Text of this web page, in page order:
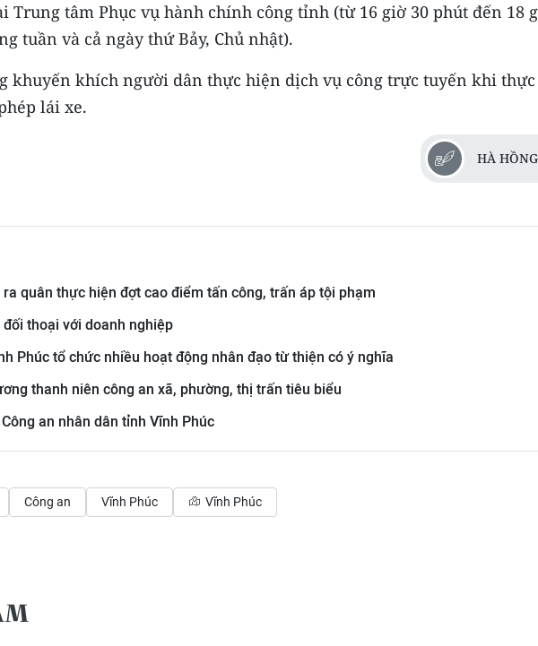
Trung tâm Phục vụ hành chính công tỉnh (từ 16 giờ 30 phút đến 18
tuần và cả ngày thứ Bảy, Chủ nhật).
khuyến khích người dân thực hiện dịch vụ công trực tuyến khi thực
lái xe.
HÀ
ra quân thực hiện đợt cao điểm tấn công, trấn áp tội phạm
đối thoại với doanh nghiệp
Phúc tổ chức nhiều hoạt động nhân đạo từ thiện có ý nghĩa
thanh niên công an xã, phường, thị trấn tiêu biểu
an nhân dân tỉnh Vĩnh Phúc
Công an Vĩnh Phúc Vĩnh Phúc